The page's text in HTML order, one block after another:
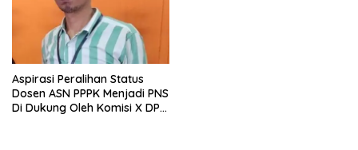
Aspirasi Peralihan Status
Dosen ASN PPPK Menjadi PNS
Di Dukung Oleh Komisi X DPR